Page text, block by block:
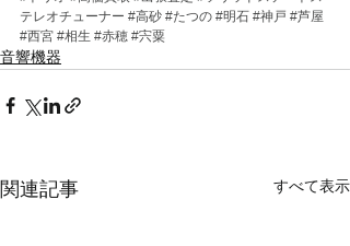
テレオチューナー #高砂 #たつの #明石 #神戸 #芦屋
#西宮 #相生 #赤穂 #宍粟
音響機器
関連記事 すべて表示